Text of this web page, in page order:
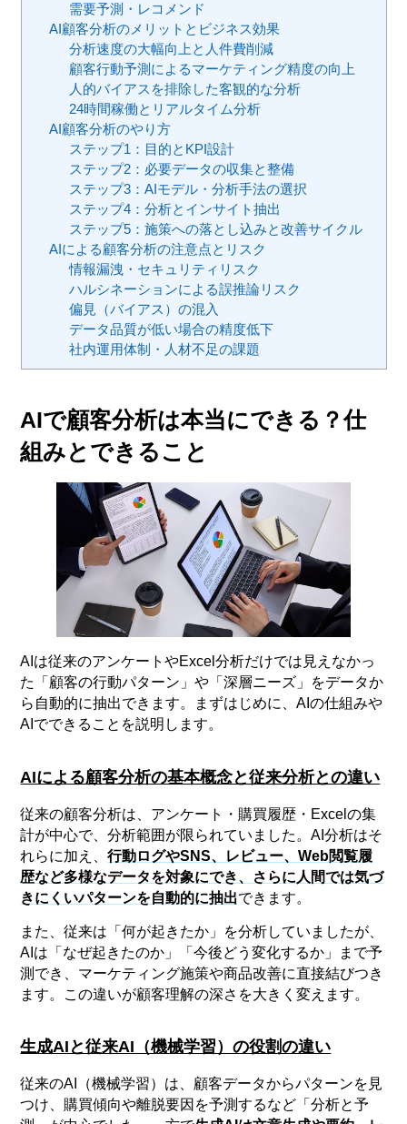
需要予測・レコメンド
AI顧客分析のメリットとビジネス効果
分析速度の大幅向上と人件費削減
顧客行動予測によるマーケティング精度の向上
人的バイアスを排除した客観的な分析
24時間稼働とリアルタイム分析
AI顧客分析のやり方
ステップ1：目的とKPI設計
ステップ2：必要データの収集と整備
ステップ3：AIモデル・分析手法の選択
ステップ4：分析とインサイト抽出
ステップ5：施策への落とし込みと改善サイクル
AIによる顧客分析の注意点とリスク
情報漏洩・セキュリティリスク
ハルシネーションによる誤推論リスク
偏見（バイアス）の混入
データ品質が低い場合の精度低下
社内運用体制・人材不足の課題
AIで顧客分析は本当にできる？仕
組みとできること
AIは従来のアンケートやExcel分析だけでは見えなかっ
た「顧客の行動パターン」や「深層ニーズ」をデータか
ら自動的に抽出できます。まずはじめに、AIの仕組みや
AIでできることを説明します。
AIによる顧客分析の基本概念と従来分析との違い
従来の顧客分析は、アンケート・購買履歴・Excelの集
計が中心で、分析範囲が限られていました。AI分析はそ
れらに加え、行動ログやSNS、レビュー、Web閲覧履
歴など多様なデータを対象にでき、さらに人間では気づ
きにくいパターンを自動的に抽出できます。
また、従来は「何が起きたか」を分析していましたが、
AIは「なぜ起きたのか」「今後どう変化するか」まで予
測でき、マーケティング施策や商品改善に直接結びつき
ます。この違いが顧客理解の深さを大きく変えます。
生成AIと従来AI（機械学習）の役割の違い
従来のAI（機械学習）は、顧客データからパターンを見
つけ、購買傾向や離脱要因を予測するなど「分析と予